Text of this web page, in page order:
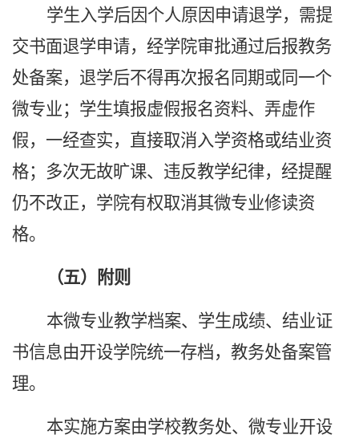
学生入学后因个人原因申请退学，需提
交书面退学申请，经学院审批通过后报教务
处备案，退学后不得再次报名同期或同一个
微专业；学生填报虚假报名资料、弄虚作
假，一经查实，直接取消入学资格或结业资
格；多次无故旷课、违反教学纪律，经提醒
仍不改正，学院有权取消其微专业修读资
格。
（五）附则
本微专业教学档案、学生成绩、结业证
书信息由开设学院统一存档，教务处备案管
理。
本实施方案由学校教务处、微专业开设